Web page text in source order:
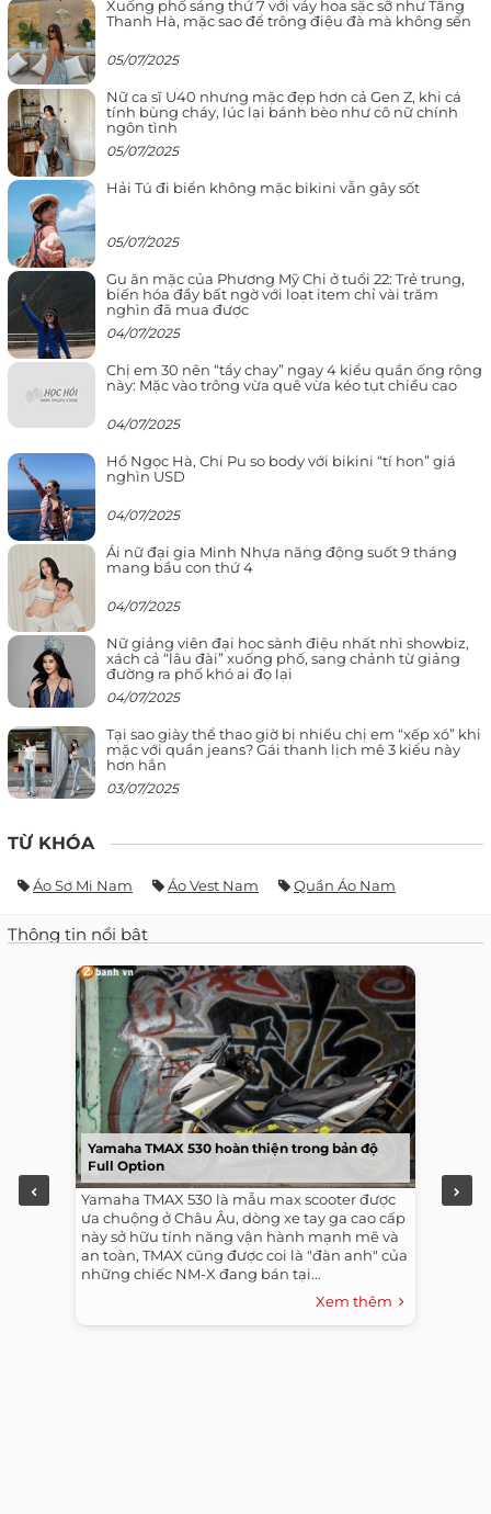
Xuống phố sáng thứ 7 với váy hoa sặc sỡ như Tăng
Thanh Hà, mặc sao để trông điệu đà mà không sến
05/07/2025
Nữ ca sĩ U40 nhưng mặc đẹp hơn cả Gen Z, khi cá
tính bùng cháy, lúc lại bánh bèo như cô nữ chính
ngôn tình
05/07/2025
Hải Tú đi biển không mặc bikini vẫn gây sốt
05/07/2025
Gu ăn mặc của Phương Mỹ Chi ở tuổi 22: Trẻ trung,
biến hóa đầy bất ngờ với loạt item chỉ vài trăm
nghìn đã mua được
04/07/2025
Chị em 30 nên “tẩy chay” ngay 4 kiểu quần ống rộng
này: Mặc vào trông vừa quê vừa kéo tụt chiều cao
04/07/2025
Hồ Ngọc Hà, Chi Pu so body với bikini “tí hon” giá
nghìn USD
04/07/2025
Ái nữ đại gia Minh Nhựa năng động suốt 9 tháng
mang bầu con thứ 4
04/07/2025
Nữ giảng viên đại học sành điệu nhất nhì showbiz,
xách cả “lâu đài” xuống phố, sang chảnh từ giảng
đường ra phố khó ai đọ lại
04/07/2025
Tại sao giày thể thao giờ bị nhiều chị em “xếp xó” khi
mặc với quần jeans? Gái thanh lịch mê 3 kiểu này
hơn hẳn
03/07/2025
TỪ KHÓA
Áo Sơ Mi Nam Áo Vest Nam Quần Áo Nam
Thông tin nổi bật
Yamaha TMAX 530 hoàn thiện trong bản độ
Full Option
Yamaha TMAX 530 là mẫu max scooter được
ưa chuộng ở Châu Âu, dòng xe tay ga cao cấp
này sở hữu tính năng vận hành mạnh mẽ và
an toàn, TMAX cũng được coi là "đàn anh" của
những chiếc NM-X đang bán tại...
Xem thêm